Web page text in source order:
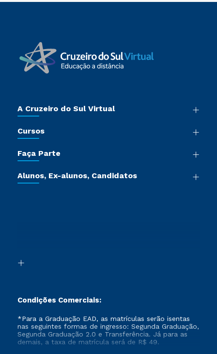
A Cruzeiro do Sul Virtual
Sala de Imprensa
Certificadoras
Jornada do Aluno
Cursos
Pós-graduação
Cursos Livres
Faça Parte
Vestibular Redação
Formação Pedagógica - R2
Alunos, Ex-alunos, Candidatos
Condições Comerciais:
*Para a Graduação EAD, as matrículas serão isentas
nas seguintes formas de ingresso: Segunda Graduação,
Segunda Graduação 2.0 e Transferência. Já para as
demais, a taxa de matrícula será de R$ 49.